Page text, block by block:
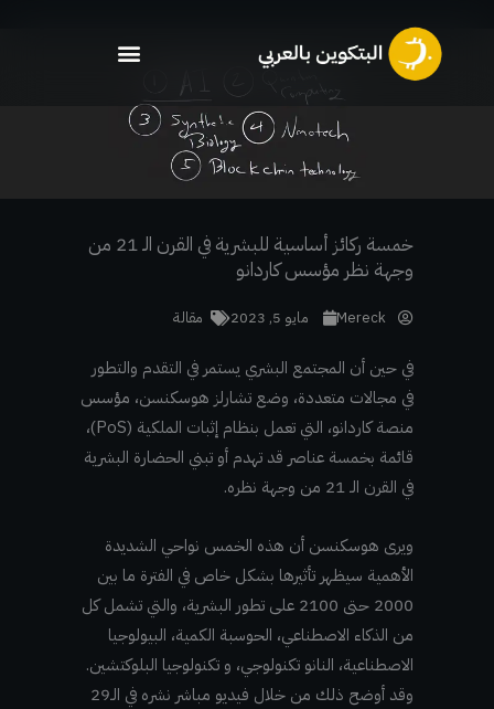
خمسة ركائز أساسية للبشرية في القرن الـ 21 من
وجهة نظر مؤسس كاردانو
Mereck مايو 5, 2023 مقالة
في حين أن المجتمع البشري يستمر في التقدم والتطور
في مجالات متعددة، وضع تشارلز هوسكنسن، مؤسس
منصة كاردانو، التي تعمل بنظام إثبات الملكية (PoS)،
قائمة بخمسة عناصر قد تهدم أو تبني الحضارة البشرية
في القرن الـ 21 من وجهة نظره.
ويرى هوسكنسن أن هذه الخمس نواحي الشديدة
الأهمية سيظهر تأثيرها بشكل خاص في الفترة ما بين
2000 حتى 2100 على تطور البشرية، والتي تشمل كل
من الذكاء الاصطناعي، الحوسبة الكمية، البيولوجيا
الاصطناعية، النانو تكنولوجي، و تكنولوجيا البلوكتشين.
وقد أوضح ذلك من خلال فيديو مباشر نشره في الـ29